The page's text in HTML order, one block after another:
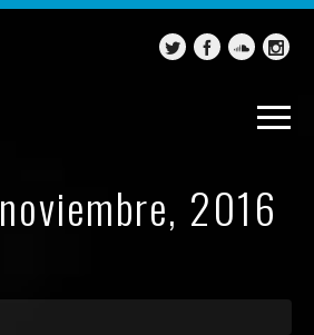
noviembre, 2016